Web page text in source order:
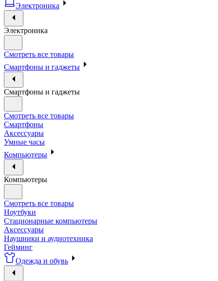
Электроника
Электроника
Смотреть все товары
Смартфоны и гаджеты
Смартфоны и гаджеты
Смотреть все товары
Смартфоны
Аксессуары
Умные часы
Компьютеры
Компьютеры
Смотреть все товары
Ноутбуки
Стационарные компьютеры
Аксессуары
Наушники и аудиотехника
Гейминг
Одежда и обувь